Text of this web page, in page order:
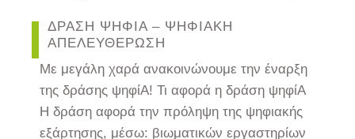
ΔΡΑΣΗ ΨΗΦΙΑ – ΨΗΦΙΑΚΗ
ΑΠΕΛΕΥΘΕΡΩΣΗ
Με μεγάλη χαρά ανακοινώνουμε την έναρξη
της δράσης ψηφίΑ! Τι αφορά η δράση ψηφίΑ
Η δράση αφορά την πρόληψη της ψηφιακής
εξάρτησης, μέσω: βιωματικών εργαστηρίων